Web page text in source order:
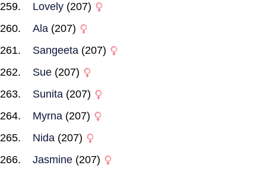
Lovely (207)
Ala (207)
Sangeeta (207)
Sue (207)
Sunita (207)
Myrna (207)
Nida (207)
Jasmine (207)